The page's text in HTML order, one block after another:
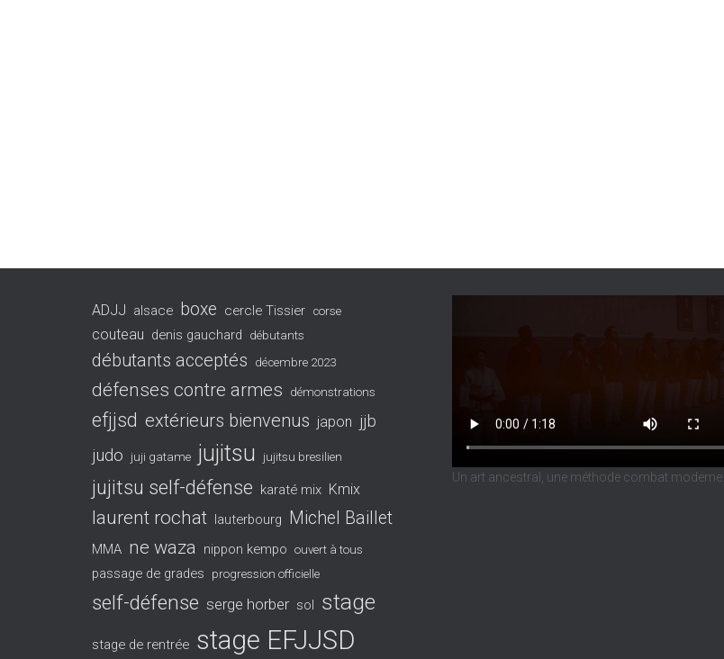
ADJJ alsace boxe cercle Tissier corse
couteau denis gauchard débutants
débutants acceptés décembre 2023
défenses contre armes démonstrations
efjjsd extérieurs bienvenus japon jjb
judo
juji gatame jujitsu jujitsu bresilien
jujitsu self-défense karaté mix Kmix
laurent rochat lauterbourg Michel Baillet
MMA ne waza nippon kempo ouvert à tous
passage de grades progression officielle
self-défense serge horber sol stage
stage de rentrée stage EFJJSD
Un art ancestral, une méthode combat moderne…